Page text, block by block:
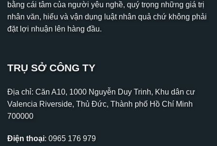
bằng cái tâm của người yêu nghề, quý trọng những giá trị
nhân văn, hiểu và vận dụng luật nhân quả chứ không phải
đặt lợi nhuận lên hàng đầu.
TRỤ SỞ CÔNG TY
Địa chỉ: Căn A10, 1000 Nguyễn Duy Trinh, Khu dân cư
Valencia Riverside, Thủ Đức, Thành phố Hồ Chí Minh
700000
Điện thoại: 0965 176 979